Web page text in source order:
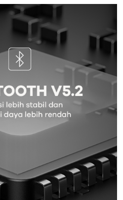
para pelanggan kami setelah
kami.
5
0
0
5.0
★★★★★
5 Ratings